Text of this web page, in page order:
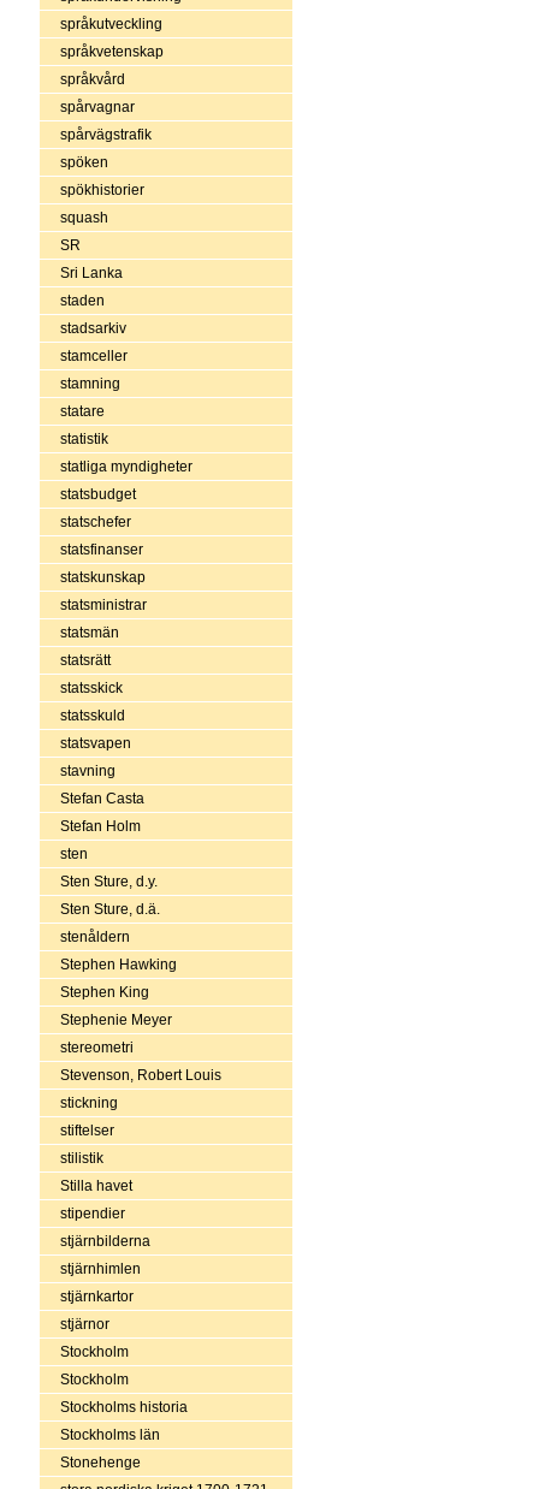
språkutveckling
språkvetenskap
språkvård
spårvagnar
spårvägstrafik
spöken
spökhistorier
squash
SR
Sri Lanka
staden
stadsarkiv
stamceller
stamning
statare
statistik
statliga myndigheter
statsbudget
statschefer
statsfinanser
statskunskap
statsministrar
statsmän
statsrätt
statsskick
statsskuld
statsvapen
stavning
Stefan Casta
Stefan Holm
sten
Sten Sture, d.y.
Sten Sture, d.ä.
stenåldern
Stephen Hawking
Stephen King
Stephenie Meyer
stereometri
Stevenson, Robert Louis
stickning
stiftelser
stilistik
Stilla havet
stipendier
stjärnbilderna
stjärnhimlen
stjärnkartor
stjärnor
Stockholm
Stockholm
Stockholms historia
Stockholms län
Stonehenge